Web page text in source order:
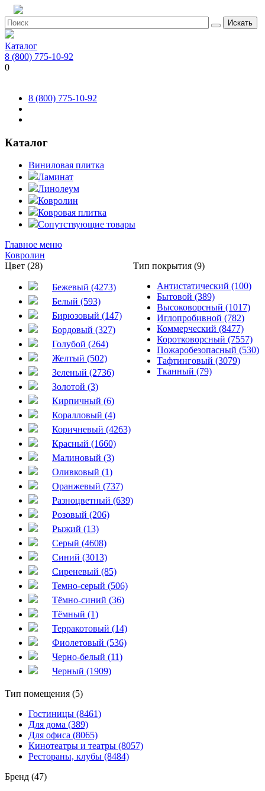
Искать
Каталог
8 (800) 775-10-92
0
8 (800) 775-10-92
Каталог
Виниловая плитка
Ламинат
Линолеум
Ковролин
Ковровая плитка
Сопутствующие товары
Главное меню
Ковролин
Цвет (28)
Бежевый (4273)
Белый (593)
Бирюзовый (147)
Бордовый (327)
Голубой (264)
Желтый (502)
Зеленый (2736)
Золотой (3)
Кирпичный (6)
Коралловый (4)
Коричневый (4263)
Красный (1660)
Малиновый (3)
Оливковый (1)
Оранжевый (737)
Разноцветный (639)
Розовый (206)
Рыжий (13)
Серый (4608)
Синий (3013)
Сиреневый (85)
Темно-серый (506)
Тёмно-синий (36)
Тёмный (1)
Терракотовый (14)
Фиолетовый (536)
Черно-белый (11)
Черный (1909)
Тип покрытия (9)
Антистатический (100)
Бытовой (389)
Высоковорсный (1017)
Иглопробивной (782)
Коммерческий (8477)
Коротковорсный (7557)
Пожаробезопасный (530)
Тафтинговый (3079)
Тканный (79)
Тип помещения (5)
Гостиницы (8461)
Для дома (389)
Для офиса (8065)
Кинотеатры и театры (8057)
Рестораны, клубы (8484)
Бренд (47)